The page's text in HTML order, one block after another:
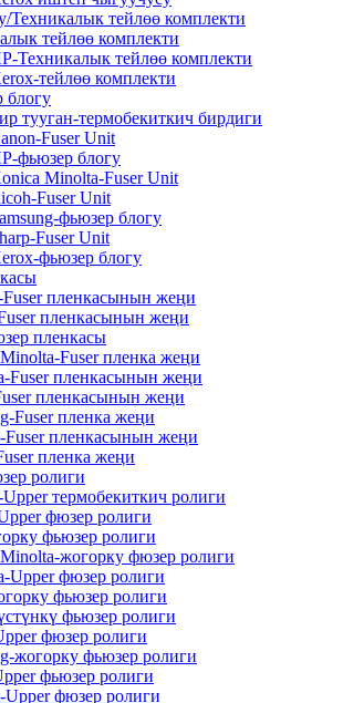
Техникалык тейлөө комплекти
тейлөө комплекти
Техникалык тейлөө комплекти
тейлөө комплекти
блогу
тууган-термобекиткич бирдиги
Fuser Unit
фьюзер блогу
Minolta-Fuser Unit
Fuser Unit
фьюзер блогу
Fuser Unit
фьюзер блогу
Fuser пленкасынын жеңи
пленкасынын жеңи
пленкасы
Fuser пленка жеңи
Fuser пленкасынын жеңи
пленкасынын жеңи
Fuser пленка жеңи
Fuser пленкасынын жеңи
пленка жеңи
ролиги
термобекиткич ролиги
фюзер ролиги
фьюзер ролиги
жогорку фюзер ролиги
Upper фюзер ролиги
фьюзер ролиги
фьюзер ролиги
фюзер ролиги
жогорку фьюзер ролиги
фьюзер ролиги
Upper фюзер ролиги